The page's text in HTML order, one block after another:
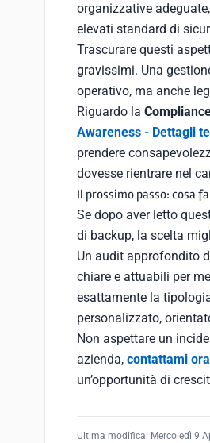
organizzative
elevati standard di
Trascurare questi
gravissimi. Una
operativo, ma anche
Riguardo la
Awareness - Dettagli
prendere
dovesse rientrare nel
Il prossimo passo: cosa
Se dopo aver letto
di backup, la scelta
Un audit approfondito
chiare e attuabili per
esattamente la
personalizzato,
Non aspettare un
azienda, contattami ora
un’opportunità di
Ultima modifica: Mercoledì 9